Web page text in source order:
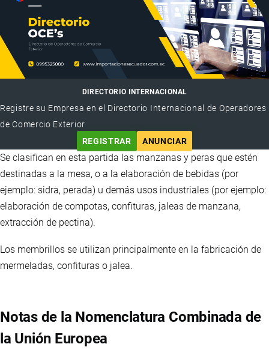
DIRECTORIO INTERNACIONAL
Registre su Empresa en el Directorio Internacional de Operadores
de Comercio Exterior
REGISTRAR
ANUNCIAR
Se clasifican en esta partida las manzanas y peras que estén
destinadas a la mesa, o a la elaboración de bebidas (por
ejemplo: sidra, perada) u demás usos industriales (por ejemplo:
elaboración de compotas, confituras, jaleas de manzana,
extracción de pectina).
Los membrillos se utilizan principalmente en la fabricación de
mermeladas, confituras o jalea.
Notas de la Nomenclatura Combinada de
la Unión Europea